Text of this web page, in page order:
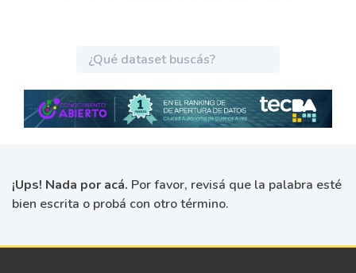
¡Ups! Nada por acá. Por favor, revisá que la palabra esté
bien escrita o probá con otro término.